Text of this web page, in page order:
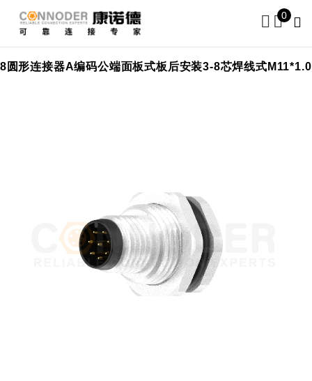
0
M8圆形连接器A编码公端面板式板后安装3-8芯焊线式